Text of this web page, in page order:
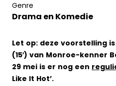
Genre
Drama en Komedie
Let op: deze voorstelling
(15′) van Monroe-kenner
29 mei is er nog een
Like It Hot’.